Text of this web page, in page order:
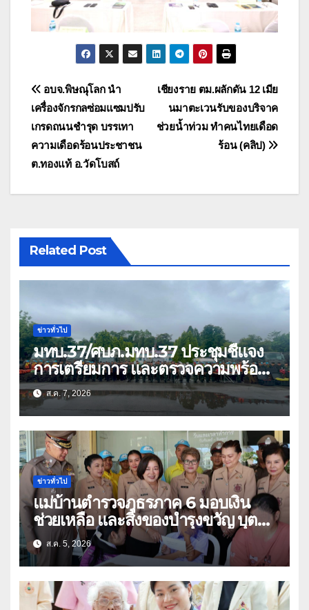
แนะแนว
เรื่อง
เชียงราย ตม.ผลักดัน 12 เมีย
นมาตะเวนรับของบริจาค
ช่วยน้ำท่วม ทำคนไทยเดือด
ร้อน (คลิป)
อบจ.พิษณุโลก นำ
เครื่องจักรกลซ่อมแซมปรับ
เกรดถนนชำรุด บรรเทา
ความเดือดร้อนประชาชน
ต.ทองแท้ อ.วัดโบสถ์
Related Post
ข่าวทั่วไป
มทบ.37/ศบภ.มทบ.37 ประชุมชี้แจง
การเตรียมการ และตรวจความพร้อม
ด้านการบรรเทาสาธารณภัย
ส.ค. 7, 2026
ข่าวทั่วไป
แม่บ้านตำรวจภูธรภาค 6 มอบเงิน
ช่วยเหลือ และสิ่งของบำรุงขวัญ บุตร-
ธิดา ข้าราชการตำรวจจังหวัด
อุทัยธานี
ส.ค. 5, 2026